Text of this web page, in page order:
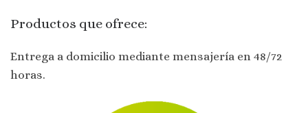
Productos que ofrece:
Entrega a domicilio mediante mensajería en 48/72
horas.